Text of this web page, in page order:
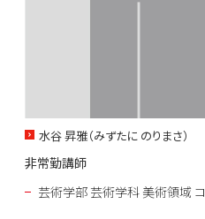
水谷 昇雅（みずたに のりまさ）
非常勤講師
芸術学部 芸術学科 美術領域 コ